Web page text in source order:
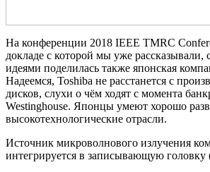
На конференции 2018 IEEE TMRC
докладе с которой мы уже
идеями поделилась также японская
Надеемся, Toshiba не расстанется с
дисков, слухи о чём ходят с момента
Westinghouse. Японцы умеют хорошо
высокотехнологические отрасли.
Источник микроволнового излучения
интегрируется в записывающую головку